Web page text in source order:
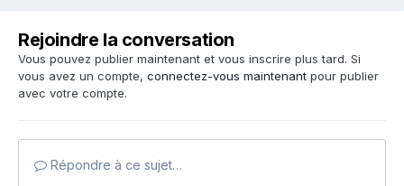
Rejoindre la conversation
Vous pouvez publier maintenant et vous inscrire plus tard. Si
vous avez un compte, connectez-vous maintenant pour publier
avec votre compte.
Répondre à ce sujet…